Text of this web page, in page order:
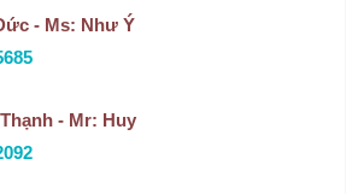
- Ms: Như Ý
- Mr: Huy